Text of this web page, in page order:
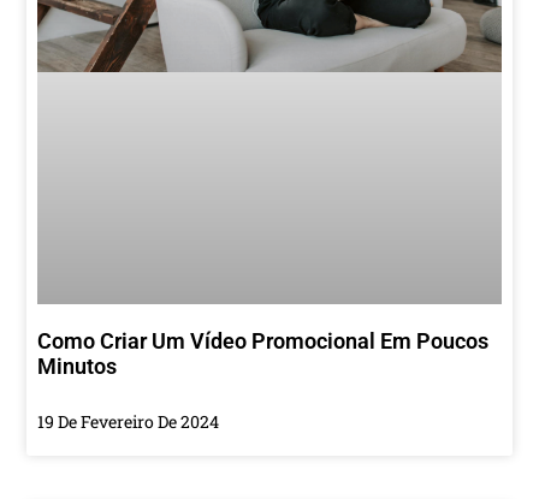
Como Criar Um Vídeo Promocional Em Poucos
Minutos
19 De Fevereiro De 2024